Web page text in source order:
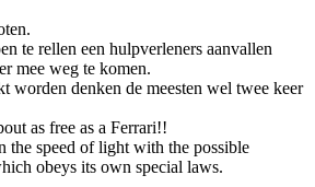
te rellen een hulpverleners aanvallen
mee weg te komen.
worden denken de meesten wel twee keer
as free as a Ferrari!!
the speed of light with the possible
obeys its own special laws.